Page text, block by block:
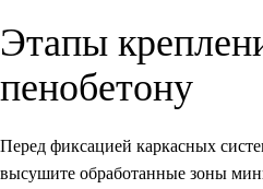
Этапы
пенобетону
Перед фиксацией каркасных
высушите обработанные зоны